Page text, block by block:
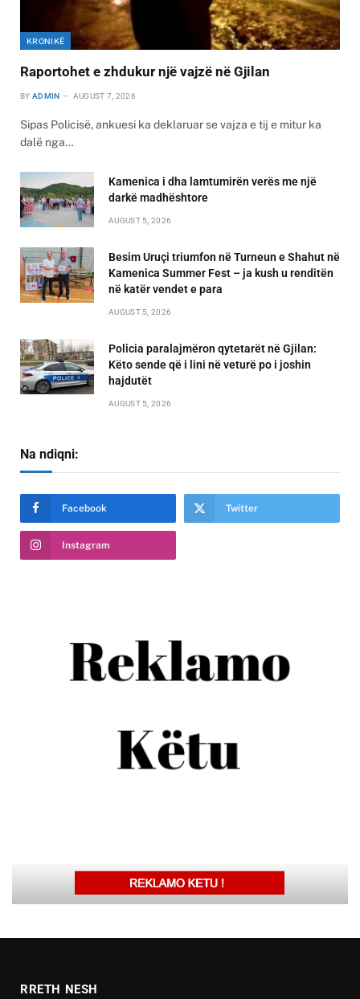
KRONIKË
Raportohet e zhdukur një vajzë në Gjilan
BY ADMIN AUGUST 7, 2026
Sipas Policisë, ankuesi ka deklaruar se vajza e tij e mitur ka
dalë nga…
Kamenica i dha lamtumirën verës me një
darkë madhështore
AUGUST 5, 2026
Besim Uruçi triumfon në Turneun e Shahut në
Kamenica Summer Fest – ja kush u renditën
në katër vendet e para
AUGUST 5, 2026
Policia paralajmëron qytetarët në Gjilan:
Këto sende që i lini në veturë po i joshin
hajdutët
AUGUST 5, 2026
Na ndiqni:
Facebook Twitter
Instagram
RRETH NESH